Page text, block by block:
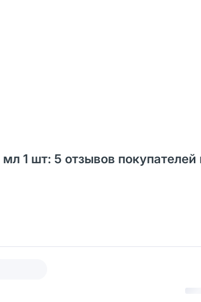
1 шт: 5 отзывов покупателей